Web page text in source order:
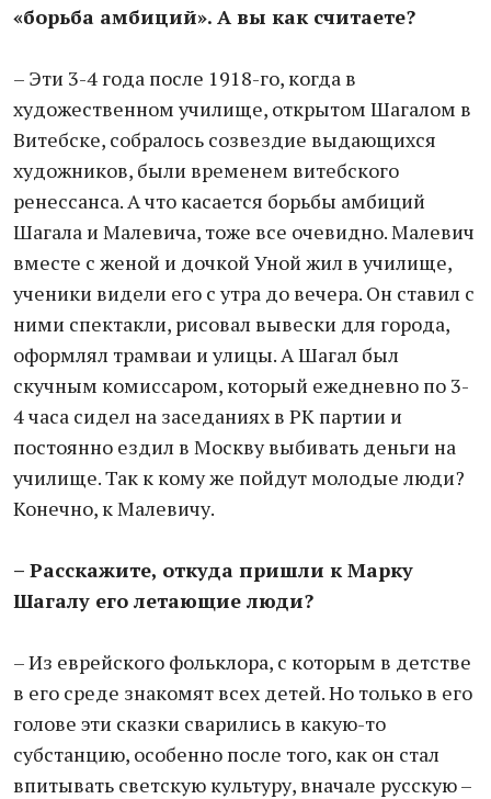
«борьба амбиций». А вы как считаете?
– Эти 3-4 года после 1918-го, когда в
художественном училище, открытом Шагалом в
Витебске, собралось созвездие выдающихся
художников, были временем витебского
ренессанса. А что касается борьбы амбиций
Шагала и Малевича, тоже все очевидно. Малевич
вместе с женой и дочкой Уной жил в училище,
ученики видели его с утра до вечера. Он ставил с
ними спектакли, рисовал вывески для города,
оформлял трамваи и улицы. А Шагал был
скучным комиссаром, который ежедневно по 3-
4 часа сидел на заседаниях в РК партии и
постоянно ездил в Москву выбивать деньги на
училище. Так к кому же пойдут молодые люди?
Конечно, к Малевичу.
– Расскажите, откуда пришли к Марку
Шагалу его летающие люди?
– Из еврейского фольклора, с которым в детстве
в его среде знакомят всех детей. Но только в его
голове эти сказки сварились в какую-то
субстанцию, особенно после того, как он стал
впитывать светскую культуру, вначале русскую –